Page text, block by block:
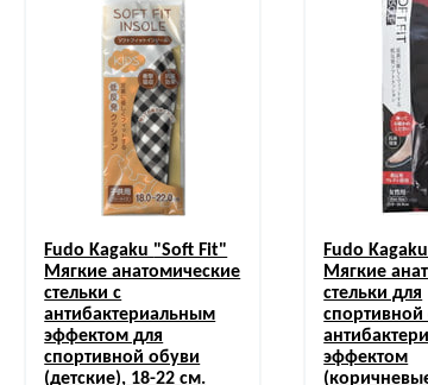
Fudo Kagaku "Soft Fit"
Мягкие анатомические
стельки с
антибактериальным
эффектом для
спортивной обуви
(детские), 18-22 см.
Fudo Kagaku
Мягкие
стельки для
спортивной
эффектом